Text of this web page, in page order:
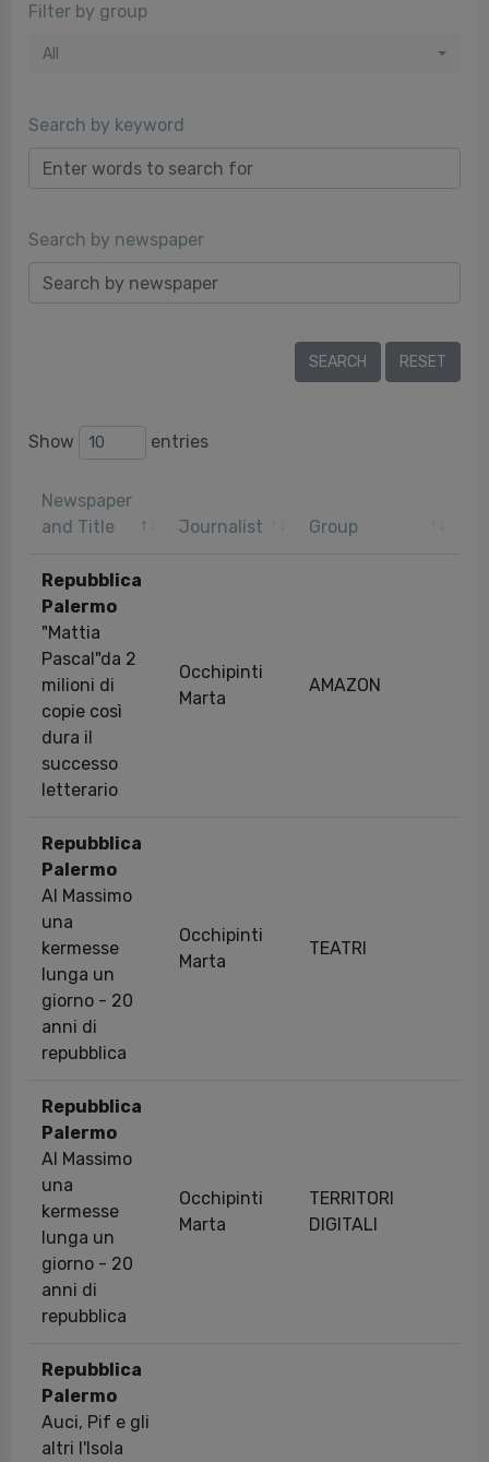
Filter by group
All
Search by keyword
Search by newspaper
Show entries
Newspaper
and Title
Journalist Group
Repubblica
Palermo
"Mattia
Pascal"da 2
milioni di
copie così
dura il
successo
letterario
Occhipinti
Marta
AMAZON
Repubblica
Palermo
Al Massimo
una
kermesse
lunga un
giorno - 20
anni di
repubblica
Occhipinti
Marta
TEATRI
Repubblica
Palermo
Al Massimo
una
kermesse
lunga un
giorno - 20
anni di
repubblica
Occhipinti
Marta
TERRITORI
DIGITALI
Repubblica
Palermo
Auci, Pif e gli
altri l'Isola